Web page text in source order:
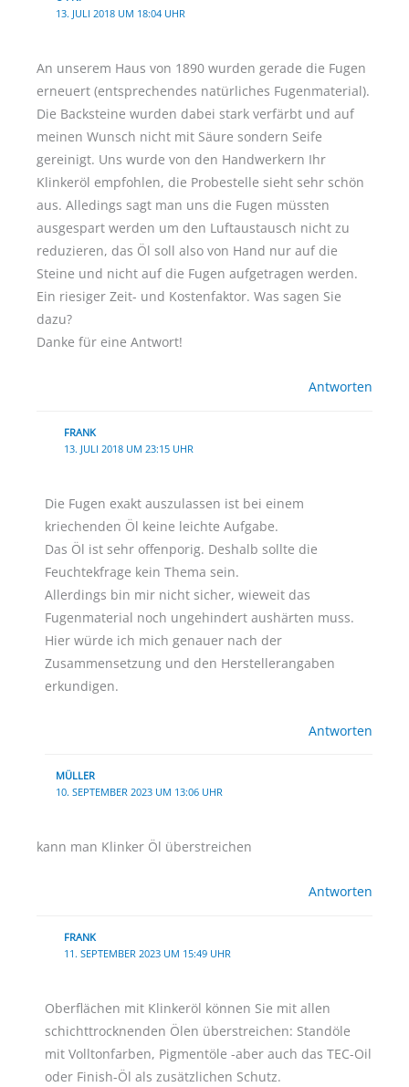
13. JULI 2018 UM 18:04 UHR
An unserem Haus von 1890 wurden gerade die Fugen
erneuert (entsprechendes natürliches Fugenmaterial).
Die Backsteine wurden dabei stark verfärbt und auf
meinen Wunsch nicht mit Säure sondern Seife
gereinigt. Uns wurde von den Handwerkern Ihr
Klinkeröl empfohlen, die Probestelle sieht sehr schön
aus. Alledings sagt man uns die Fugen müssten
ausgespart werden um den Luftaustausch nicht zu
reduzieren, das Öl soll also von Hand nur auf die
Steine und nicht auf die Fugen aufgetragen werden.
Ein riesiger Zeit- und Kostenfaktor. Was sagen Sie
dazu?
Danke für eine Antwort!
Antworten
FRANK
13. JULI 2018 UM 23:15 UHR
Die Fugen exakt auszulassen ist bei einem
kriechenden Öl keine leichte Aufgabe.
Das Öl ist sehr offenporig. Deshalb sollte die
Feuchtekfrage kein Thema sein.
Allerdings bin mir nicht sicher, wieweit das
Fugenmaterial noch ungehindert aushärten muss.
Hier würde ich mich genauer nach der
Zusammensetzung und den Herstellerangaben
erkundigen.
Antworten
MÜLLER
10. SEPTEMBER 2023 UM 13:06 UHR
kann man Klinker Öl überstreichen
Antworten
FRANK
11. SEPTEMBER 2023 UM 15:49 UHR
Oberflächen mit Klinkeröl können Sie mit allen
schichttrocknenden Ölen überstreichen: Standöle
mit Volltonfarben, Pigmentöle -aber auch das TEC-Oil
oder Finish-Öl als zusätzlichen Schutz.